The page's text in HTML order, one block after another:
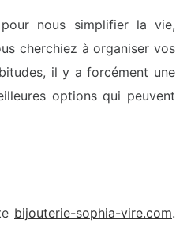
nous simplifier la vie,
cherchiez à organiser vos
il y a forcément une
options qui peuvent
bijouterie-sophia-vire.com.